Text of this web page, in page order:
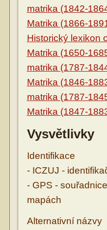
matrika (1842-
Matrika (1866-
Historický lexikon
Matrika (1650-
matrika (1787-
Matrika (1846-
matrika (1787-
Matrika (1847-
Vysvětlivky
Identifikace
- ICZUJ -
- GPS -
mapách
Alternativní názvy